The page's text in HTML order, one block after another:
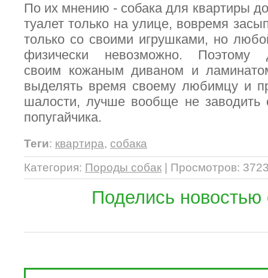
По их мнению - собака для квартиры
туалет только на улице, вовремя
только со своими игрушками, но
физически невозможно.
своим кожаным диваном и
выделять время своему любимцу и
шалости, лучше вообще не заводить
попугайчика.
Теги: квартира, собака
Категория: Породы собак Просмотров:
Поделись новостью